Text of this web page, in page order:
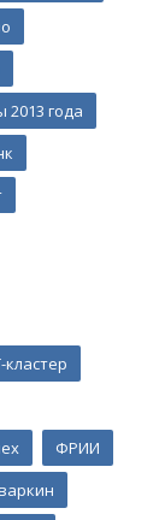
2013 года
кластер
ФРИИ